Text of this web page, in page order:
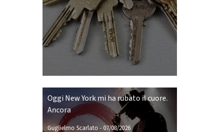
Oggi New York mi ha rubato il cuore.
Ancora
Guglielmo Scarlato -07/08/2026